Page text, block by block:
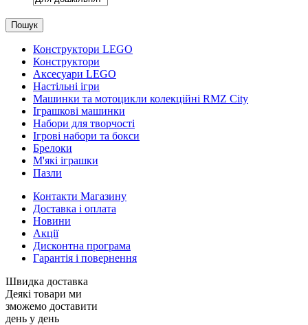
Пошук
Конструктори LEGO
Конструктори
Аксесуари LEGO
Настільні ігри
Машинки та мотоцикли колекційні RMZ City
Іграшкові машинки
Набори для творчості
Ігрові набори та бокси
Брелоки
М'які іграшки
Пазли
Контакти Магазину
Доставка і оплата
Новини
Акції
Дисконтна програма
Гарантія і повернення
Швидка доставка
Деякі товари ми
зможемо доставити
день у день